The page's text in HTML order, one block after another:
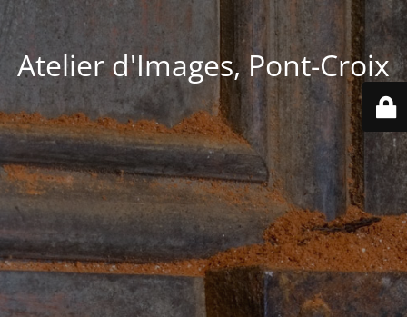
Atelier d'Images, Pont-Croix